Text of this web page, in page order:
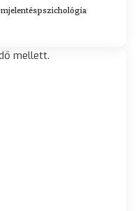
pszichológia